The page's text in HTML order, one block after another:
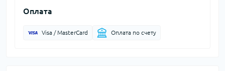
Оплата
Visa / MasterCard Оплата по счету